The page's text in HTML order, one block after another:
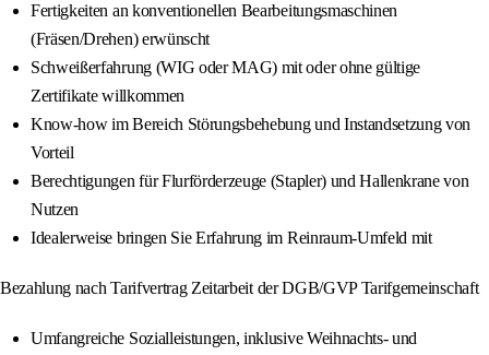
Fertigkeiten an konventionellen Bearbeitungsmaschinen
(Fräsen/Drehen) erwünscht
Schweißerfahrung (WIG oder MAG) mit oder ohne gültige
Zertifikate willkommen
Know-how im Bereich Störungsbehebung und Instandsetzung von
Vorteil
Berechtigungen für Flurförderzeuge (Stapler) und Hallenkrane von
Nutzen
Idealerweise bringen Sie Erfahrung im Reinraum-Umfeld mit
Bezahlung nach Tarifvertrag Zeitarbeit der DGB/GVP Tarifgemeinschaft
Umfangreiche Sozialleistungen, inklusive Weihnachts- und